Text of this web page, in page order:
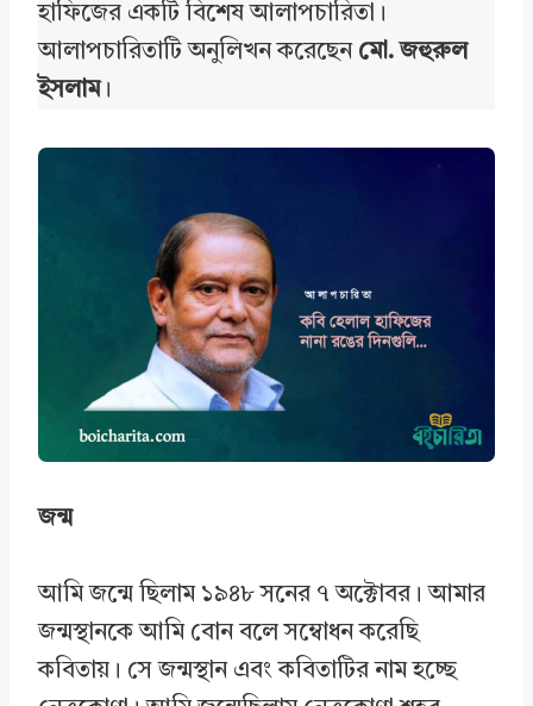
হাফিজের একটি বিশেষ আলাপচারিতা।
আলাপচারিতাটি অনুলিখন করেছেন মো. জহুরুল
ইসলাম।
জন্ম
আমি জন্মে ছিলাম ১৯৪৮ সনের ৭ অক্টোবর। আমার
জন্মস্থানকে আমি বোন বলে সম্বোধন করেছি
কবিতায়। সে জন্মস্থান এবং কবিতাটির নাম হচ্ছে